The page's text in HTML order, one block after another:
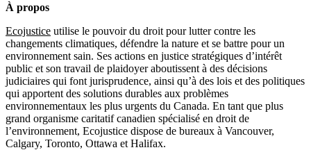
À propos
Ecojustice utilise le pouvoir du droit pour lutter contre les
changements climatiques, défendre la nature et se battre pour un
environnement sain. Ses actions en justice stratégiques d’intérêt
public et son travail de plaidoyer aboutissent à des décisions
judiciaires qui font jurisprudence, ainsi qu’à des lois et des politiques
qui apportent des solutions durables aux problèmes
environnementaux les plus urgents du Canada. En tant que plus
grand organisme caritatif canadien spécialisé en droit de
l’environnement, Ecojustice dispose de bureaux à Vancouver,
Calgary, Toronto, Ottawa et Halifax.